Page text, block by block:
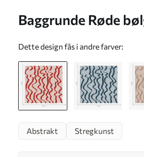
Baggrunde Røde
Dette design fås i andre farver:
Abstrakt Stregkunst